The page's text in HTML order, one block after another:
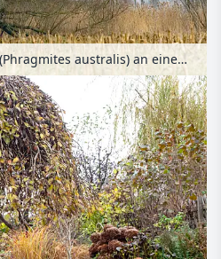
Weiden (Salix) und Schilf (Phragmites australis) an einem Teich, Brandenburg, Deutschland